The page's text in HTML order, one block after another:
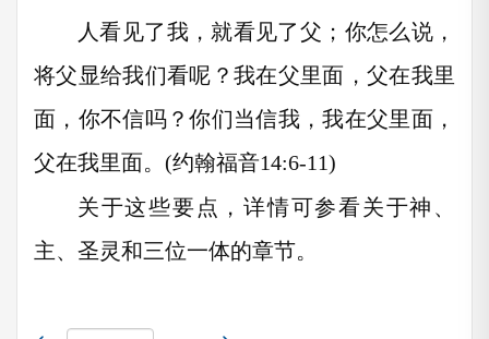
人看见了我，就看见了父；你怎么说，
将父显给我们看呢？我在父里面，父在我里
面，你不信吗？你们当信我，我在父里面，
父在我里面。(约翰福音14:6-11)
关于这些要点，详情可参看关于神、
主、圣灵和三位一体的章节。